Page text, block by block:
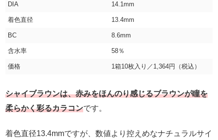
DIA 14.1mm
着色直径 13.4mm
BC 8.6mm
含水率 58％
価格 1箱10枚入り／1,364円（税込）
シャイブラウンは、赤みをほんのり感じるブラウンが瞳を
柔らかく彩るカラコンです。
着色直径13.4mmですが、数値より控えめなナチュラルサイ